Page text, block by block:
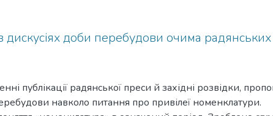
дискусіях доби перебудови очима радянських
публікації радянської преси й західні розвідки,
навколо питання про привілеї номенклатури.